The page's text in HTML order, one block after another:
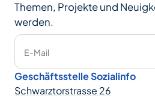
Themen, Projekte und
werden.
E-Mail
Geschäftsstelle Sozialinfo
Schwarztorstrasse 26